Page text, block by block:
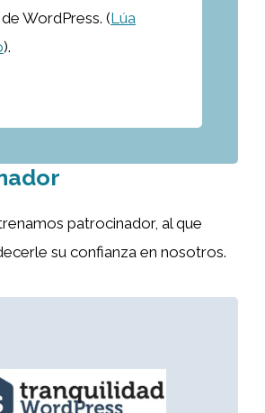
WordPress. (Lúa
).
patrocinador, al que
su confianza en nosotros.